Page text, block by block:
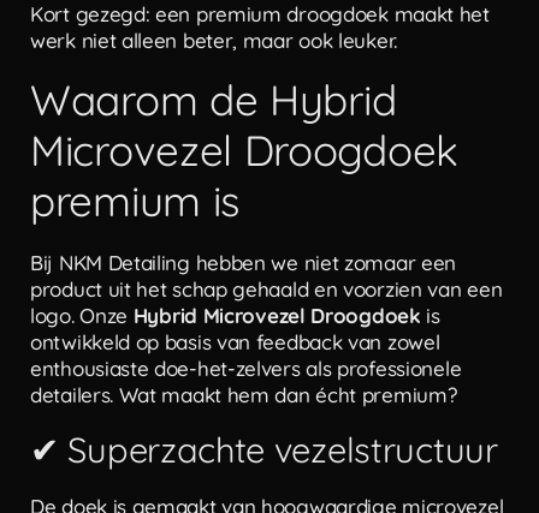
Kort gezegd: een premium droogdoek maakt het
werk niet alleen beter, maar ook leuker.
Waarom de Hybrid
Microvezel Droogdoek
premium is
Bij NKM Detailing hebben we niet zomaar een
product uit het schap gehaald en voorzien van een
logo. Onze Hybrid Microvezel Droogdoek is
ontwikkeld op basis van feedback van zowel
enthousiaste doe-het-zelvers als professionele
detailers. Wat maakt hem dan écht premium?
✔ Superzachte vezelstructuur
De doek is gemaakt van hoogwaardige microvezel